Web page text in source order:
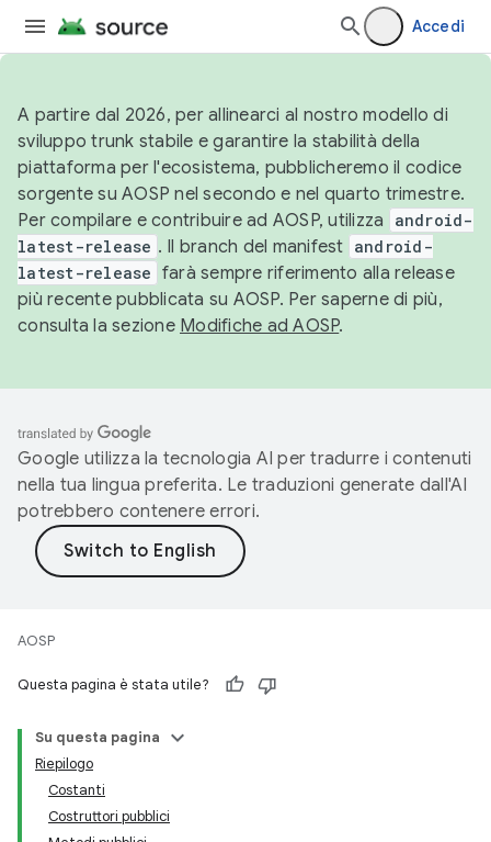
Accedi
A partire dal 2026, per allinearci al nostro modello di
sviluppo trunk stabile e garantire la stabilità della
piattaforma per l'ecosistema, pubblicheremo il codice
sorgente su AOSP nel secondo e nel quarto trimestre.
Per compilare e contribuire ad AOSP, utilizza
android-
latest-release . Il branch del manifest android-
latest-release farà sempre riferimento alla release
più recente pubblicata su AOSP. Per saperne di più,
consulta la sezione Modifiche ad AOSP.
Google utilizza la tecnologia AI per tradurre i contenuti
nella tua lingua preferita. Le traduzioni generate dall'AI
potrebbero contenere errori.
AOSP
Questa pagina è stata utile?
Su questa pagina
Riepilogo
Costanti
Costruttori pubblici